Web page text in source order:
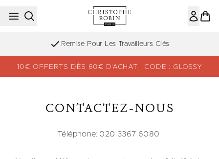
Passer au contenu principal
Remise Pour Les Travailleurs Clés
10€ OFFERTS DÈS 60€ D’ACHAT | CODE : GLOSSY
CONTACTEZ-NOUS
Téléphone: 020 3367 6080